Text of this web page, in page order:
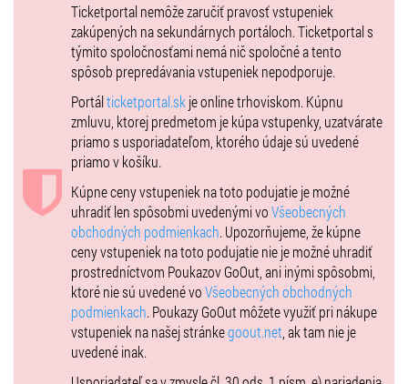
S.T.S.B. fka Fun Factory(hity: Close to you, I Wanna Be with U)
Eiffell 65(hity: Blue - Da Ba Dee, Move your Body)
Culture Beat(hit: Mr. Vain)
La Bouche(hity: Be My Lover, Sweet Dreams)
Dr. Alban(hity: It’s My Life, Sing Hallelujah!)
The KLF(hit: 3AM Eternal)
LayZee aka Mr.President(hit: Coco Jamboo)
Snap! (hit: Rhythm is a Dancer)
DJ’s warm up začína už od 18:00 hodiny- bary, občerstvenie, to
všetko pre Váš neopakovateľný zážitok.
Na vytvorenie nezabudnuteľnej atmosféry a zábavy prichádzajú tie
najväčšie hviezdy 90. rokov a moderátori večera🎤 MC Erik a GOGO.
Ticketportal nemôže zaručiť pravosť vstupeniek
zakúpených na sekundárnych portáloch. Ticketportal s
týmito spoločnosťami nemá nič spoločné a tento
spôsob prepredávania vstupeniek nepodporuje.
Portálticketportal.sk je online trhoviskom. Kúpnu
zmluvu, ktorej predmetom je kúpa vstupenky, uzatvárate
priamo s usporiadateľom, ktorého údaje sú uvedené
priamo v košíku.
Kúpne ceny vstupeniek na toto podujatie je možné
uhradiť len spôsobmi uvedenými voVšeobecných
obchodných podmienkach. Upozorňujeme, že kúpne
ceny vstupeniek na toto podujatie nie je možné uhradiť
prostredníctvom Poukazov GoOut, ani inými spôsobmi,
ktoré nie sú uvedené voVšeobecných obchodných
podmienkach. Poukazy GoOut môžete využiť pri nákupe
vstupeniek na našej stránkegoout.net , ak tam nie je
uvedené inak.